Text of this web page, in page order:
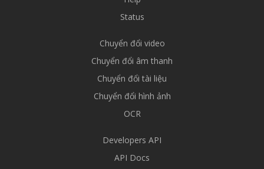
Status
Chuyển đổi video
Chuyển đổi âm thanh
Chuyển đổi tài liệu
Chuyển đổi hình ảnh
OCR
Developers API
API Docs